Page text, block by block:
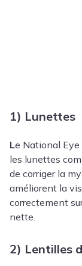
1) Lunettes
Le National
les lunettes
de corriger la
améliorent la
correctement
nette.
2) Lentilles